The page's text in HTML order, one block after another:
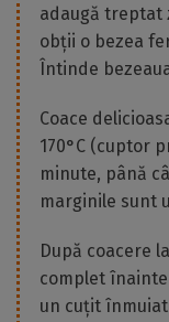
adaugă treptat
obții o bezea
Întinde
Coace
170°C (cuptor
minute, până
marginile sunt
După coacere
complet înainte
un cuțit